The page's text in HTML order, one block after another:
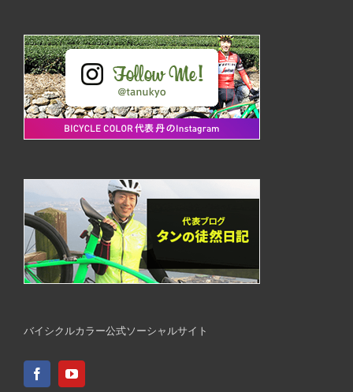
バイシクルカラー公式ソーシャルサイト